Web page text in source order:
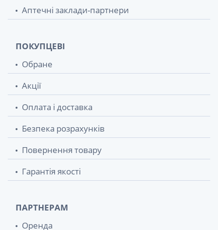
Аптечні заклади-партнери
ПОКУПЦЕВІ
Обране
Акції
Оплата і доставка
Безпека розрахунків
Повернення товару
Гарантія якості
ПАРТНЕРАМ
Оренда